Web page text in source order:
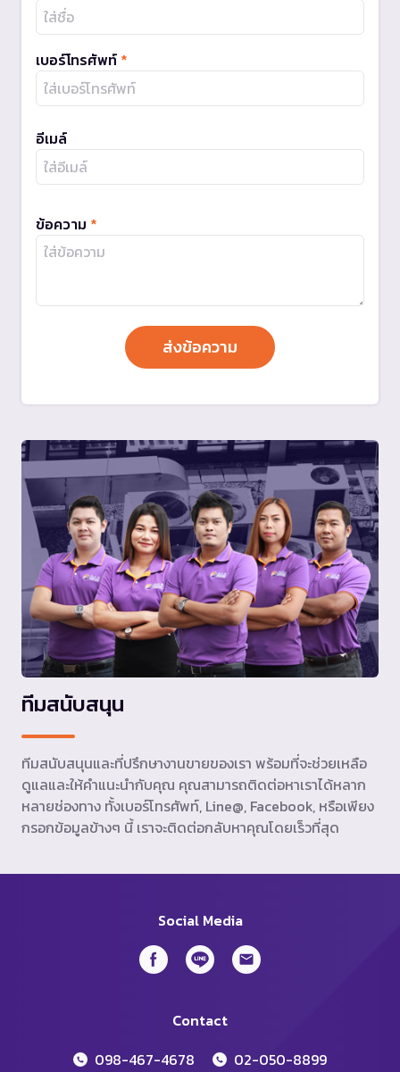
เบอร์โทรศัพท์ *
อีเมล์
ข้อความ *
ทีมสนับสนุน
ทีมสนับสนุนและที่ปรึกษางานขายของเรา พร้อมที่จะช่วยเหลือ
ดูแลและให้คำแนะนำกับคุณ คุณสามารถติดต่อหาเราได้หลาก
หลายช่องทาง ทั้งเบอร์โทรศัพท์, Line@, Facebook, หรือเพียง
กรอกข้อมูลข้างๆ นี้ เราจะติดต่อกลับหาคุณโดยเร็วที่สุด
Social Media
Contact
098-467-4678
02-050-8899